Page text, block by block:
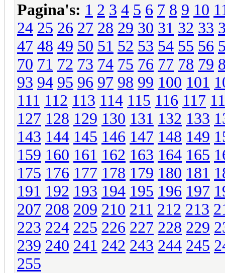
Pagina's: 1 2 3 4 5 6 7 8 9 10
24 25 26 27 28 29 30 31 32 33
47 48 49 50 51 52 53 54 55 56
70 71 72 73 74 75 76 77 78 79
93 94 95 96 97 98 99 100 101
111 112 113 114 115 116 117
127 128 129 130 131 132 133
143 144 145 146 147 148 149
159 160 161 162 163 164 165
175 176 177 178 179 180 181
191 192 193 194 195 196 197
207 208 209 210 211 212 213
223 224 225 226 227 228 229
239 240 241 242 243 244 245
255